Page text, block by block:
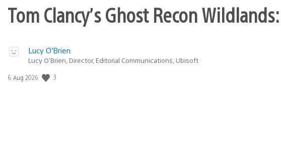
Tom Clancy’s Ghost Recon
Lucy O’Brien
Lucy O’Brien, Director, Editorial Communications, Ubisoft
Veröffentlichungsdatum:
6. Aug 2026 3